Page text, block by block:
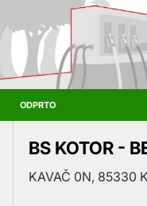
ODPRTO
BS KOTOR -
KAVAČ 0N, 85330